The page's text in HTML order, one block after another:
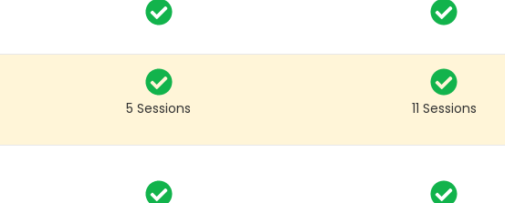
Alle Preise exkl. 20%
Alle Preise exkl. 20%
5 Sessions 11 Sessions